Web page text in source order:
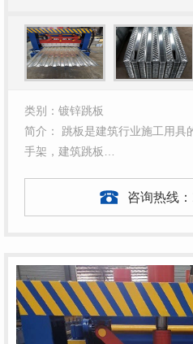
类别：镀锌跳板
简介： 跳板是建筑行业施工用具
手架，建筑跳板…
咨询热线：